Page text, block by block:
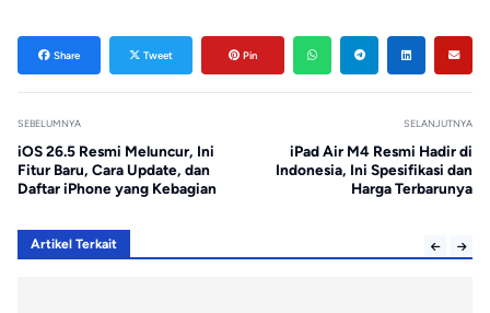
Share Tweet Pin
SEBELUMNYA
iOS 26.5 Resmi Meluncur, Ini
Fitur Baru, Cara Update, dan
Daftar iPhone yang Kebagian
SELANJUTNYA
iPad Air M4 Resmi Hadir di
Indonesia, Ini Spesifikasi dan
Harga Terbarunya
Artikel Terkait